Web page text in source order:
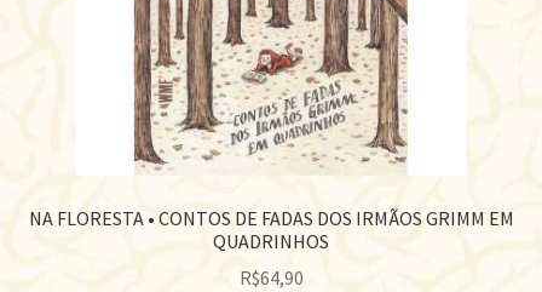
NA FLORESTA • CONTOS DE FADAS DOS IRMÃOS GRIMM EM
QUADRINHOS
R$64,90